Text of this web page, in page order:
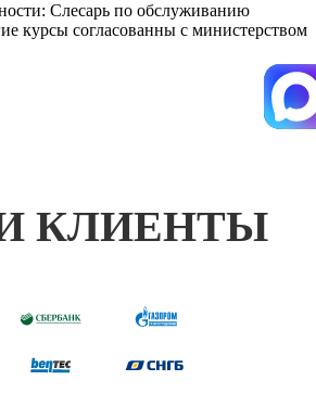
Слесарь по обслуживанию
курсы согласованны с министерством
КЛИЕНТЫ